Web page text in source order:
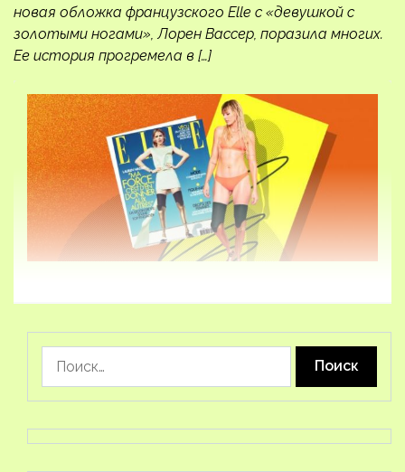
новая обложка французского Elle с «девушкой с
золотыми ногами», Лорен Вассер, поразила многих.
Ее история прогремела в […]